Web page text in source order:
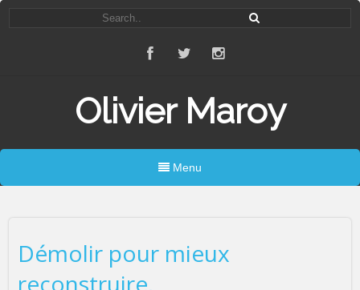
Olivier Maroy
Menu
Démolir pour mieux
reconstruire.